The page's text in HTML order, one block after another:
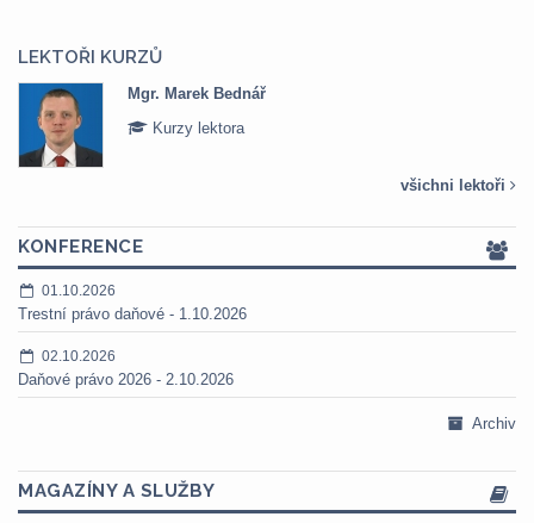
LEKTOŘI KURZŮ
Mgr. Marek Bednář
Kurzy lektora
všichni lektoři
KONFERENCE
01.10.2026
Trestní právo daňové - 1.10.2026
02.10.2026
Daňové právo 2026 - 2.10.2026
Archiv
MAGAZÍNY A SLUŽBY